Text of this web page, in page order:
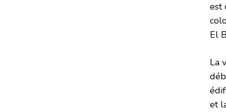
est
El
La
et